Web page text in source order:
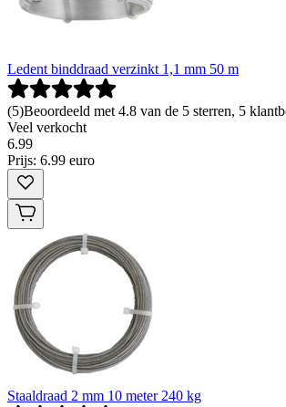
Ledent binddraad verzinkt 1,1 mm 50 m
(5)Beoordeeld met 4.8 van de 5 sterren, 5
Veel verkocht
6.99
Prijs: 6.99 euro
Staaldraad 2 mm 10 meter 240 kg